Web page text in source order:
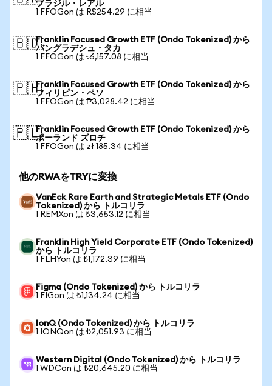
ブラジル・レアル
1 FFOGon は R$254.29 に相当
🇧🇩Franklin Focused Growth ETF (Ondo Tokenized) から
バングラデシュ・タカ
1 FFOGon は ৳6,157.08 に相当
🇵🇭Franklin Focused Growth ETF (Ondo Tokenized) から
フィリピン・ペソ
1 FFOGon は ₱3,028.42 に相当
🇵🇱Franklin Focused Growth ETF (Ondo Tokenized) から
ポーランド ズロチ
1 FFOGon は zł 185.34 に相当
他のRWAをTRYに変換
VanEck Rare Earth and Strategic Metals ETF (Ondo
Tokenized) から トルコリラ
1 REMXon は ₺3,653.12 に相当
Franklin High Yield Corporate ETF (Ondo Tokenized)
から トルコリラ
1 FLHYon は ₺1,172.39 に相当
Figma (Ondo Tokenized) から トルコリラ
1 FIGon は ₺1,134.24 に相当
IonQ (Ondo Tokenized) から トルコリラ
1 IONQon は ₺2,051.93 に相当
Western Digital (Ondo Tokenized) から トルコリラ
1 WDCon は ₺20,645.20 に相当